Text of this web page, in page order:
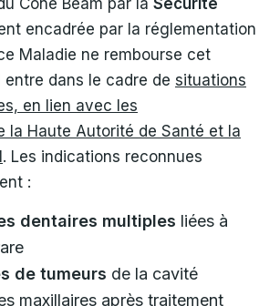
encadrée par la réglementation
Maladie ne rembourse cet
entre dans le cadre de situations
en lien avec les
la Haute Autorité de Santé et la
. Les indications reconnues
:
dentaires multiples liées à
de tumeurs de la cavité
maxillaires après traitement